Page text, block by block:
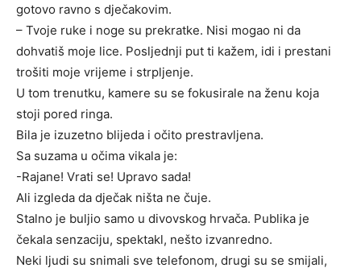
gotovo ravno s dječakovim.
– Tvoje ruke i noge su prekratke. Nisi mogao ni da
dohvatiš moje lice. Posljednji put ti kažem, idi i prestani
trošiti moje vrijeme i strpljenje.
U tom trenutku, kamere su se fokusirale na ženu koja
stoji pored ringa.
Bila je izuzetno blijeda i očito prestravljena.
Sa suzama u očima vikala je:
-Rajane! Vrati se! Upravo sada!
Ali izgleda da dječak ništa ne čuje.
Stalno je buljio samo u divovskog hrvača. Publika je
čekala senzaciju, spektakl, nešto izvanredno.
Neki ljudi su snimali sve telefonom, drugi su se smijali,